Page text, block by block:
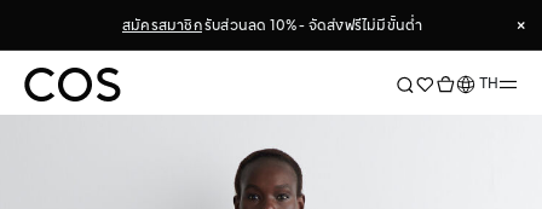
สมัครสมาชิกรับส่วนลด 10% - จัดส่งฟรีไม่มีขั้นต่ำ
×
×
ภาษาTH